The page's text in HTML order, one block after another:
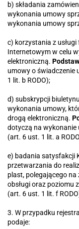
b) składania
wykonania umowy
wykonania umowy
c) korzystania z
Internetowym w celu
elektroniczną.
umowy o świadczenie
1 lit. b RODO);
d) subskrypcji
wykonania umowy,
drogą elektroniczną.
dotyczą na wykonanie
(art. 6 ust. 1 lit. a
e) badania satysfakcji
przetwarzania do
plast, polegającego
obsługi oraz poziomu
(art. 6 ust. 1 lit. f
3. W przypadku
podaje: